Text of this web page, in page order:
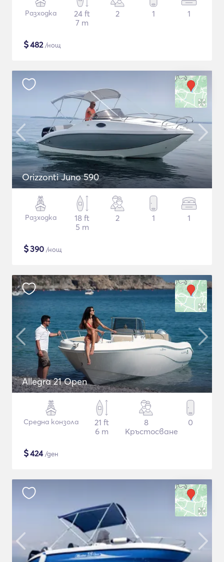
Разходка
24 ft
7 m
2 1 1
$482/нощ
Orizzonti Juno 590
Разходка
18 ft
5 m
2 1 1
$390 /нощ
Allegra 21 Open
Средна конзола
21 ft
6 m
8
Кръстосване
0
$424/ден